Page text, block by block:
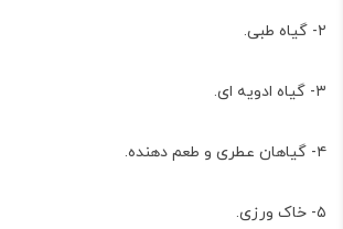
۲- گیاه طبی.
۳- گیاه ادویه ای.
۴- گیاهان عطری و طعم دهنده.
۵- خاک ورزی.